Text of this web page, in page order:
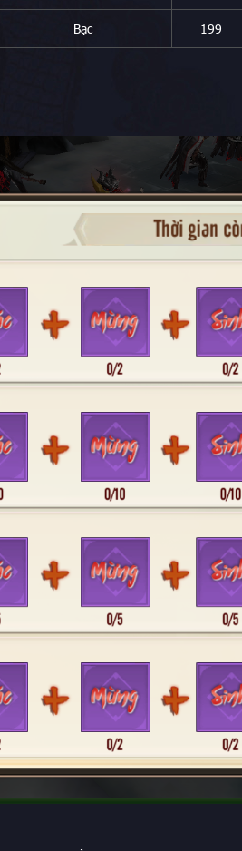
Bạc 199